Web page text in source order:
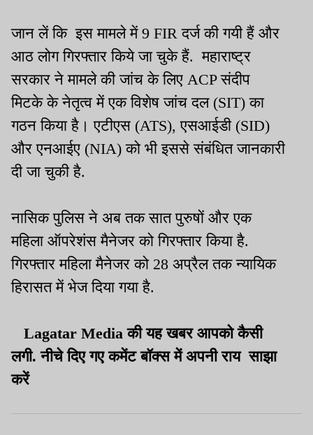
जान लें कि इस मामले में 9 FIR दर्ज की गयी हैं और
आठ लोग गिरफ्तार किये जा चुके हैं. महाराष्ट्र
सरकार ने मामले की जांच के लिए ACP संदीप
मिटके के नेतृत्व में एक विशेष जांच दल (SIT) का
गठन किया है। एटीएस (ATS), एसआईडी (SID)
और एनआईए (NIA) को भी इससे संबंधित जानकारी
दी जा चुकी है.
नासिक पुलिस ने अब तक सात पुरुषों और एक
महिला ऑपरेशंस मैनेजर को गिरफ्तार किया है.
गिरफ्तार महिला मैनेजर को 28 अप्रैल तक न्यायिक
हिरासत में भेज दिया गया है.
Lagatar Mediaकी यह खबर आपको कैसी
लगी.नीचे दिए गए कमेंट बॉक्स में अपनी राय साझा
करें